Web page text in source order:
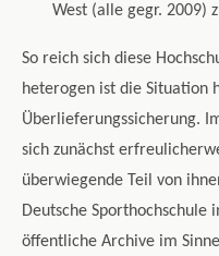
West (alle gegr. 2009)
So reich sich diese
heterogen ist die Situation
Überlieferungssicherung.
sich zunächst
überwiegende Teil von
Deutsche
öffentliche Archive im